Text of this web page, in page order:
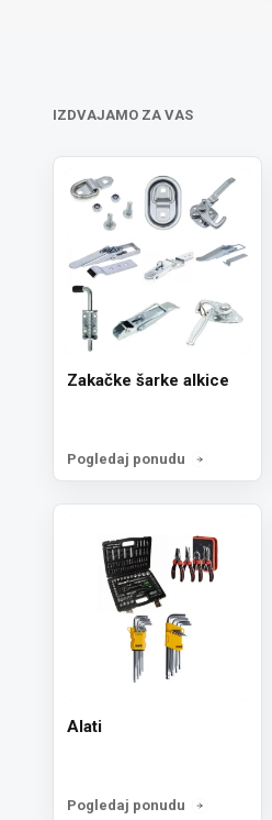
IZDVAJAMO ZA VAS
Zakačke šarke alkice
Pogledaj ponudu
Alati
Pogledaj ponudu